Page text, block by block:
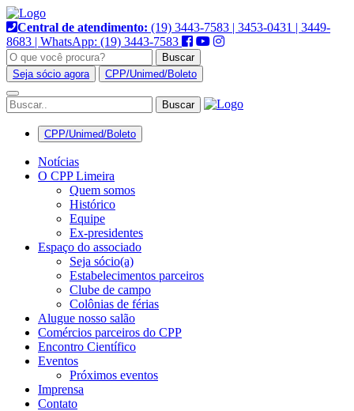
Pular
para
o
conteúdo
Central de atendimento: (19) 3443-7583 | 3453-0431 | 3449-
8683 | WhatsApp: (19) 3443-7583
Buscar
Seja sócio agora
CPP/Unimed/Boleto
Alternar
navegação
CPP/Unimed/Boleto
Notícias
O CPP Limeira
Quem somos
Histórico
Equipe
Ex-presidentes
Espaço do associado
Seja sócio(a)
Estabelecimentos parceiros
Clube de campo
Colônias de férias
Alugue nosso salão
Comércios parceiros do CPP
Encontro Científico
Eventos
Próximos eventos
Imprensa
Contato